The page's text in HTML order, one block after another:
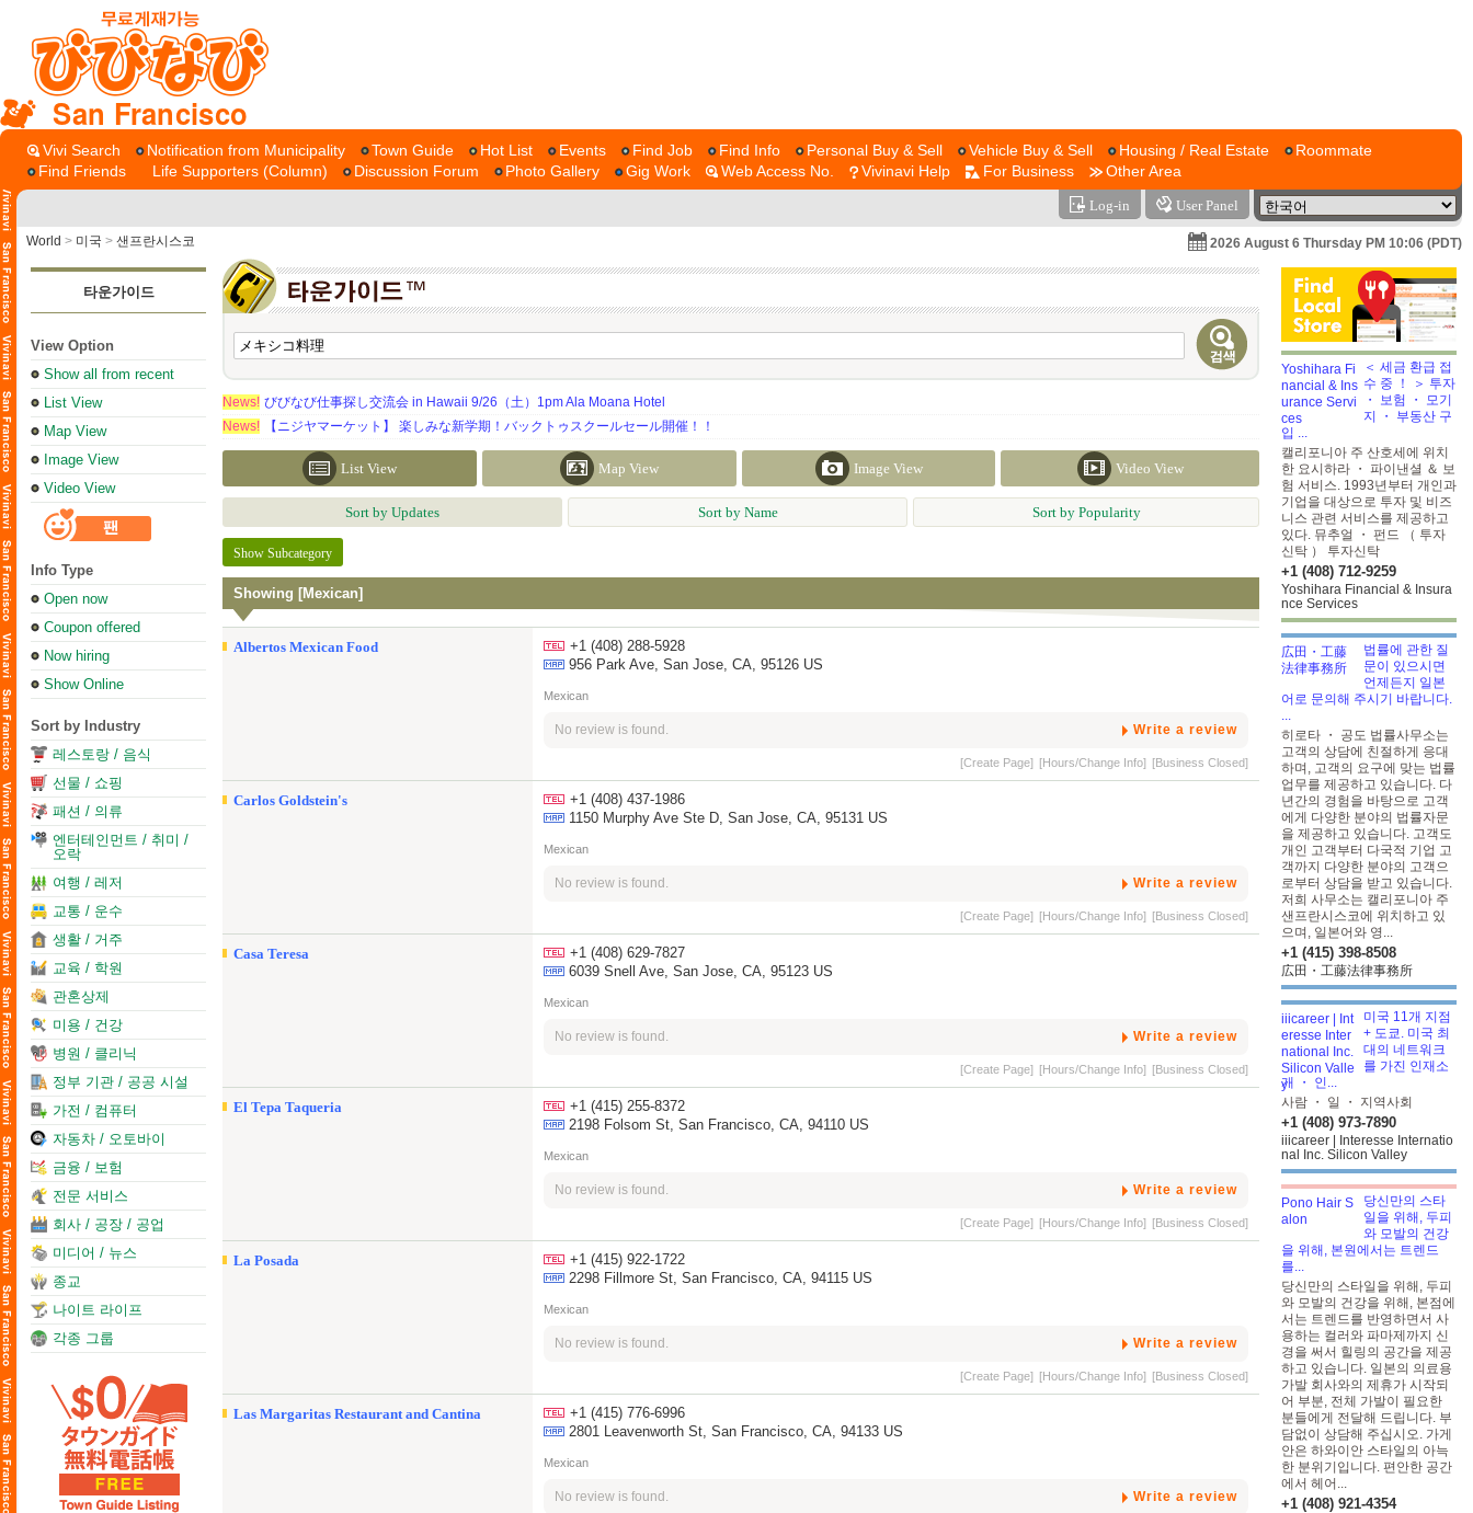
San Francisco
Vivi Search Notification from Municipality Town Guide Hot List Events Find Job Find Info Personal Buy & Sell Vehicle Buy & Sell Housing / Real Estate
Roommate
Find Friends
Life Supporters (Column) Discussion Forum Photo Gallery Gig Work Web Access No. Vivinavi Help For Business Other Area
Log-in User Panel
World > 미국 > 샌프란시스코 2026 August 6 Thursday PM 10:06 (PDT)
타운가이드
View Option
Show all from recent
List View
Map View
Image View
Video View
Info Type
Open now
Coupon offered
Now hiring
Show Online
Sort by Industry
레스토랑 / 음식
선물 / 쇼핑
패션 / 의류
엔터테인먼트 / 취미 /
오락
여행 / 레저
교통 / 운수
생활 / 거주
교육 / 학원
관혼상제
미용 / 건강
병원 / 클리닉
정부 기관 / 공공 시설
가전 / 컴퓨터
자동차 / 오토바이
금융 / 보험
전문 서비스
회사 / 공장 / 공업
미디어 / 뉴스
종교
나이트 라이프
각종 그룹
News! びびなび仕事探し交流会 in Hawaii 9/26（土）1pm Ala Moana Hotel
News!
【ニジヤマーケット】 楽しみな新学期！バックトゥスクールセール開催！！
List View Map View Image View Video View
Sort by Updates Sort by Name Sort by Popularity
Show Subcategory
Showing [Mexican]
Albertos Mexican Food
+1 (408) 288-5928
956 Park Ave, San Jose, CA, 95126 US
Mexican
No review is found. Write a review
[Create Page] [Hours/Change Info] [Business Closed]
Carlos Goldstein's
+1 (408) 437-1986
1150 Murphy Ave Ste D, San Jose, CA, 95131 US
Mexican
No review is found. Write a review
[Create Page] [Hours/Change Info] [Business Closed]
Casa Teresa
+1 (408) 629-7827
6039 Snell Ave, San Jose, CA, 95123 US
Mexican
No review is found. Write a review
[Create Page] [Hours/Change Info] [Business Closed]
El Tepa Taqueria
+1 (415) 255-8372
2198 Folsom St, San Francisco, CA, 94110 US
Mexican
No review is found. Write a review
[Create Page] [Hours/Change Info] [Business Closed]
La Posada
+1 (415) 922-1722
2298 Fillmore St, San Francisco, CA, 94115 US
Mexican
No review is found. Write a review
[Create Page] [Hours/Change Info] [Business Closed]
Las Margaritas Restaurant and Cantina
+1 (415) 776-6996
2801 Leavenworth St, San Francisco, CA, 94133 US
Mexican
No review is found. Write a review
＜ 세금 환급 접
수 중 ！ ＞ 투자
・ 보험 ・ 모기
지 ・ 부동산 구
입 ...
캘리포니아 주 산호세에 위치
한 요시하라 ・ 파이낸셜 ＆ 보
험 서비스. 1993년부터 개인과
기업을 대상으로 투자 및 비즈
니스 관련 서비스를 제공하고
있다. 뮤추얼 ・ 펀드 （ 투자
신탁 ） 투자신탁
+1 (408) 712-9259
Yoshihara Financial & Insura
nce Services
법률에 관한 질
문이 있으시면
언제든지 일본
어로 문의해 주시기 바랍니다.
...
히로타 ・ 공도 법률사무소는
고객의 상담에 친절하게 응대
하며, 고객의 요구에 맞는 법률
업무를 제공하고 있습니다. 다
년간의 경험을 바탕으로 고객
에게 다양한 분야의 법률자문
을 제공하고 있습니다. 고객도
개인 고객부터 다국적 기업 고
객까지 다양한 분야의 고객으
로부터 상담을 받고 있습니다.
저희 사무소는 캘리포니아 주
샌프란시스코에 위치하고 있
으며, 일본어와 영...
+1 (415) 398-8508
広田・工藤法律事務所
미국 11개 지점
+ 도쿄. 미국 최
대의 네트워크
를 가진 인재소
개 ・ 인...
사람 ・ 일 ・ 지역사회
+1 (408) 973-7890
iiicareer | Interesse Internatio
nal Inc. Silicon Valley
당신만의 스타
일을 위해, 두피
와 모발의 건강
을 위해, 본원에서는 트렌드
를...
당신만의 스타일을 위해, 두피
와 모발의 건강을 위해, 본점에
서는 트렌드를 반영하면서 사
용하는 컬러와 파마제까지 신
경을 써서 힐링의 공간을 제공
하고 있습니다. 일본의 의료용
가발 회사와의 제휴가 시작되
어 부분, 전체 가발이 필요한
분들에게 전달해 드립니다. 부
담없이 상담해 주십시오. 가게
안은 하와이안 스타일의 아늑
한 분위기입니다. 편안한 공간
에서 헤어...
+1 (408) 921-4354